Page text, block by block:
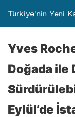
Türkiye'nin Yeni
Yves
Doğada ile
Eylül’de